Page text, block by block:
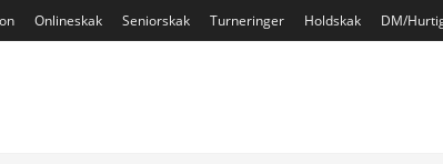
Onlineskak Seniorskak Turneringer Holdskak DM/